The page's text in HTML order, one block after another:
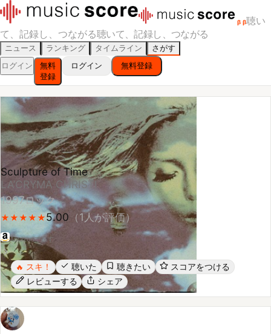
β β聴い
て、記録し、つながる聴いて、記録し、つながる
ニュース ランキング タイムライン
さがす
ログイン
無料
登録
ログイン 無料登録
Sculpture of Time
LA’CRYMA CHRISTI
1997 ロック
★
★★
★★
★★
★★
★5.00（1人が評価）
Amazonで探す
🔥 スキ！
スコアをつける
レビューする
シェア
さんつきくん。
2026-04-26